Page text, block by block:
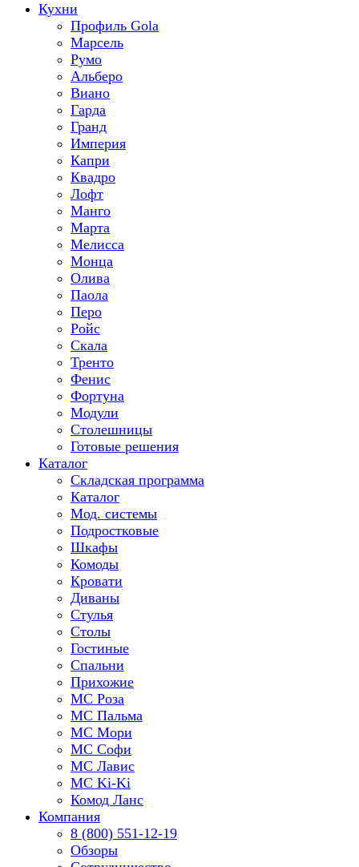
Кухни
Профиль Gola
Марсель
Румо
Альберо
Виано
Гарда
Гранд
Империя
Капри
Квадро
Лофт
Манго
Марта
Мелисса
Монца
Олива
Паола
Перо
Ройс
Скала
Тренто
Фенис
Фортуна
Модули
Столешницы
Готовые решения
Каталог
Складская программа
Каталог
Мод. системы
Подростковые
Шкафы
Комоды
Кровати
Диваны
Стулья
Столы
Гостиные
Спальни
Прихожие
МС Роза
МС Пальма
МС Мори
МС Софи
МС Лавис
МС Ki-Ki
Комод Ланс
Компания
8 (800) 551-12-19
Обзоры